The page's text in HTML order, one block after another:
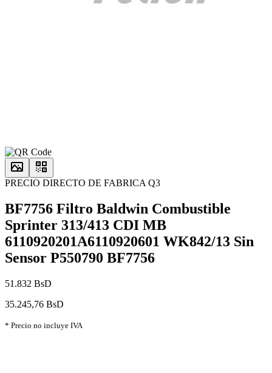
PRECIO DIRECTO DE FABRICA Q3
BF7756 Filtro Baldwin Combustible
Sprinter 313/413 CDI MB
6110920201A6110920601 WK842/13 Sin
Sensor P550790 BF7756
51.832 BsD
35.245,76 BsD
* Precio no incluye IVA